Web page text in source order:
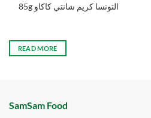
85g التونسا كریم شانتي كاكاو
READ MORE
SamSam Food